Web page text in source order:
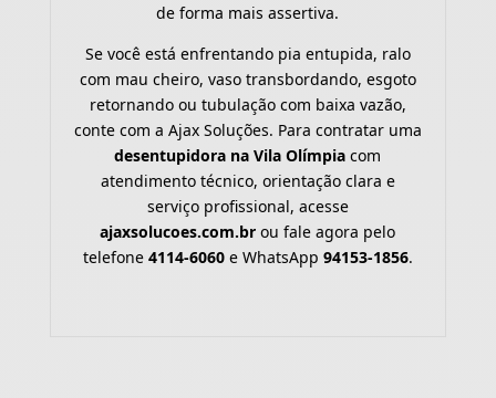
de forma mais assertiva.
Se você está enfrentando pia entupida, ralo
com mau cheiro, vaso transbordando, esgoto
retornando ou tubulação com baixa vazão,
conte com a Ajax Soluções. Para contratar uma
desentupidora na Vila Olímpia com
atendimento técnico, orientação clara e
serviço profissional, acesse
ajaxsolucoes.com.br ou fale agora pelo
telefone 4114-6060e WhatsApp 94153-1856.